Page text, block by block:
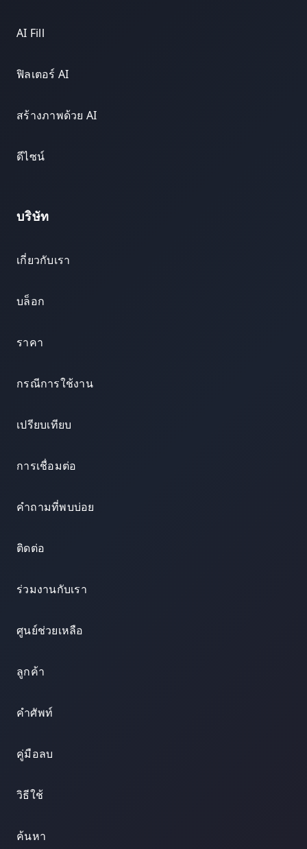
AI Fill
ฟิลเตอร์ AI
สร้างภาพด้วย AI
ดีไซน์
บริษัท
เกี่ยวกับเรา
บล็อก
ราคา
กรณีการใช้งาน
เปรียบเทียบ
การเชื่อมต่อ
คำถามที่พบบ่อย
ติดต่อ
ร่วมงานกับเรา
ศูนย์ช่วยเหลือ
ลูกค้า
คำศัพท์
คู่มือลบ
วิธีใช้
ค้นหา